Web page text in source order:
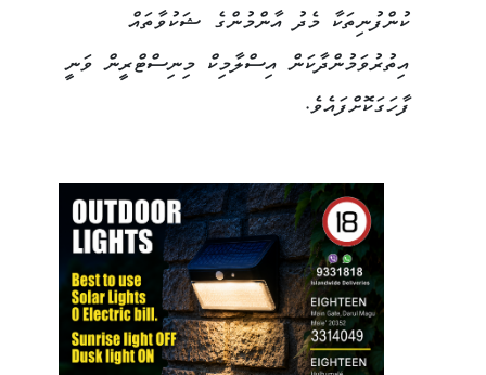
ކުންފުނިތަކާ މެދު އާންމުންގެ ޝަކުވާތައް
އިތުރުވަމުންދާކަން އިސްލާމިކް މިނިސްޓްރީން ވަނީ
ފާހަގަކޮށްފައެވެ.